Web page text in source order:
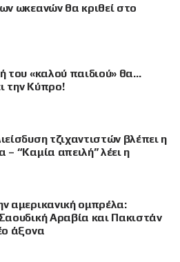
ωκεανών θα κριθεί στο
του «καλού παιδιού» θα…
την Κύπρο!
τζιχαντιστών βλέπει η
– “Καμία απειλή” λέει η
αμερικανική ομπρέλα:
Αραβία και Πακιστάν
άξονα